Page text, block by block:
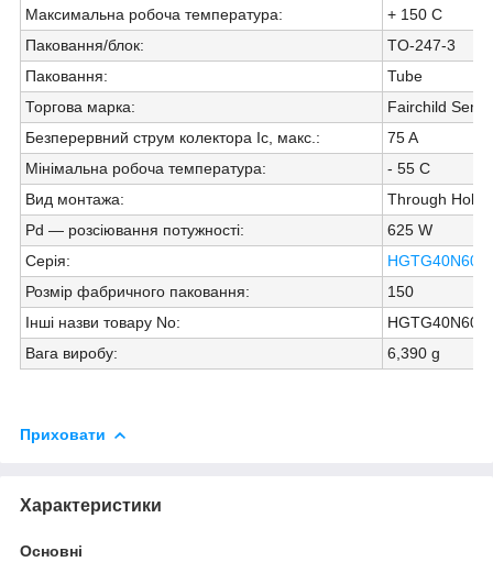
Максимальна робоча температура:
+ 150 C
Паковання/блок:
TO-247-3
Паковання:
Tube
Торгова марка:
Fairchild
Безперервний струм колектора Ic, макс. :
75 A
Мінімальна робоча температура:
- 55 C
Вид монтажа:
Through Hole
Pd — розсіювання потужності:
625 W
Серія:
HGTG40N60
Розмір фабричного паковання:
150
Інші назви товару No:
Вага виробу: 6,390 g
Приховати
Характеристики
Основні